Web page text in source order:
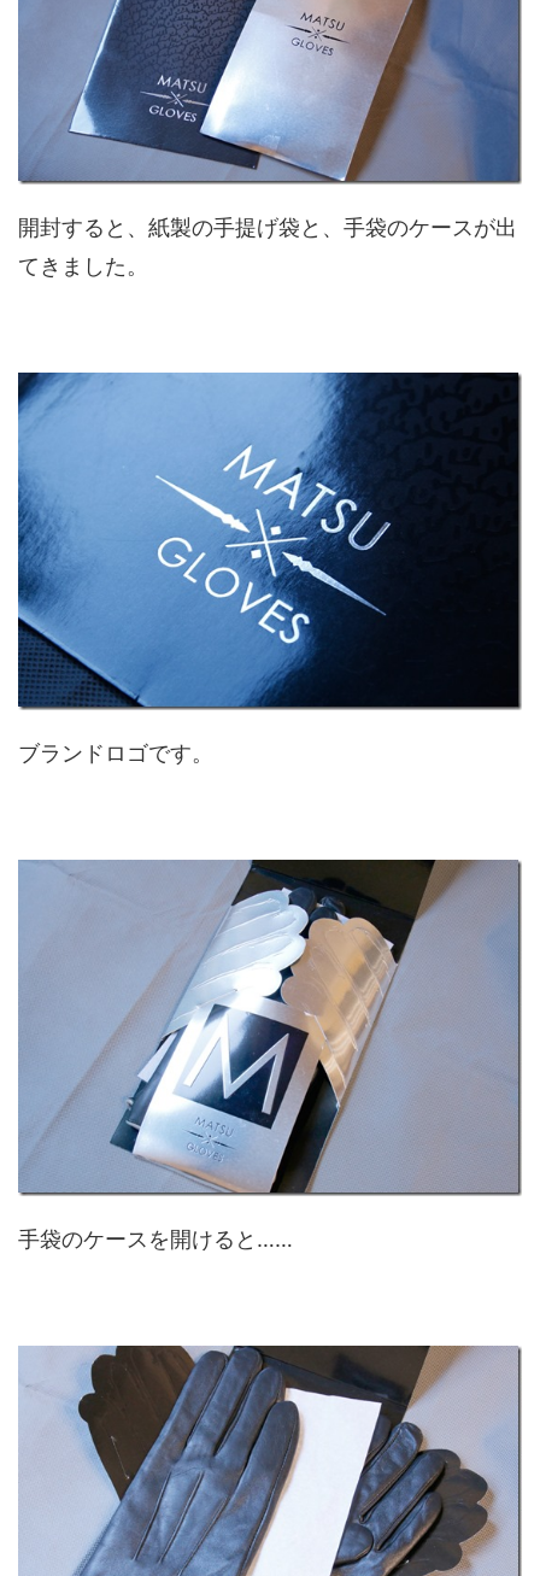
開封すると、紙製の手提げ袋と、手袋のケースが出
てきました。
ブランドロゴです。
手袋のケースを開けると……